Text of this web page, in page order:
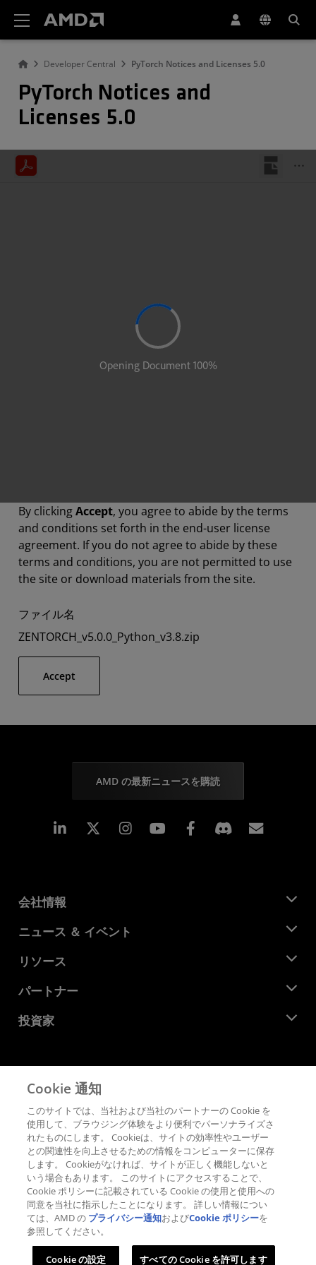
Developer Central PyTorch Notices and Licenses 5.0
PyTorch Notices and
Licenses 5.0
By clickingAccept, you agree to abide by the terms
and conditions set forth in the end-user license
agreement. If you do not agree to abide by these
terms and conditions, you are not permitted to use
the site or download materials from the site.
ファイル名
ZENTORCH_v5.0.0_Python_v3.8.zip
Accept
AMD の最新ニュースを購読
Linkedin Instagram Facebook
会社情報
AMD について
企業責任
キャリア
お問い合わせ
ニュース ＆ イベント
ニュースルーム
メディア ライブラリ
リソース
デベロッパー セントラル
ケース スタディ
パートナー
AMD パートナー ハブ
投資家
財務情報
取締役会
SEC 提出書類
プライバシー
商標
サプライ チェーンの透明性
公正でオープンな競争
英国税務戦略
Cookie ポリシー
Cookie の設定
Cookie 通知
このサイトでは、当社および当社のパートナーの Cookie を
使用して、ブラウジング体験をより便利でパーソナライズさ
れたものにします。 Cookieは、サイトの効率性やユーザー
との関連性を向上させるための情報をコンピューターに保存
します。 Cookieがなければ、サイトが正しく機能しないと
いう場合もあります。 このサイトにアクセスすることで、
Cookie ポリシーに記載されている Cookie の使用と使用への
同意を当社に指示したことになります。 詳しい情報につい
ては、AMD の プライバシー通知およびCookie ポリシーを
参照してください。
Cookie の設定 すべての Cookie を許可します